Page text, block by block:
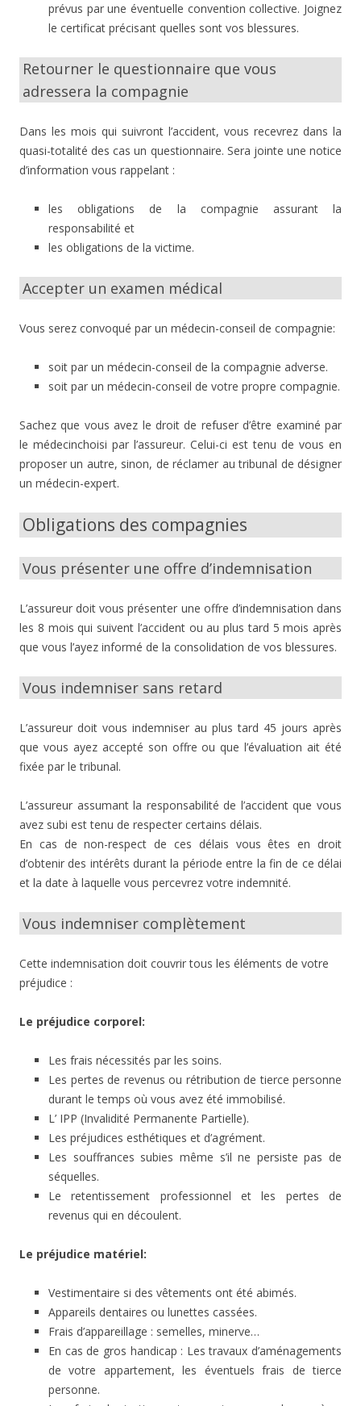
prévus par une éventuelle convention collective. Joignez
le certificat précisant quelles sont vos blessures.
Retourner le questionnaire que vous
adressera la compagnie
Dans les mois qui suivront l’accident, vous recevrez dans la
quasi-totalité des cas un questionnaire. Sera jointe une notice
d’information vous rappelant :
les obligations de la compagnie assurant la
responsabilité et
les obligations de la victime.
Accepter un examen médical
Vous serez convoqué par un médecin-conseil de compagnie:
soit par un médecin-conseil de la compagnie adverse.
soit par un médecin-conseil de votre propre compagnie.
Sachez que vous avez le droit de refuser d’être examiné par
le médecinchoisi par l’assureur. Celui-ci est tenu de vous en
proposer un autre, sinon, de réclamer au tribunal de désigner
un médecin-expert.
Obligations des compagnies
Vous présenter une offre d’indemnisation
L’assureur doit vous présenter une offre d’indemnisation dans
les 8 mois qui suivent l’accident ou au plus tard 5 mois après
que vous l’ayez informé de la consolidation de vos blessures.
Vous indemniser sans retard
L’assureur doit vous indemniser au plus tard 45 jours après
que vous ayez accepté son offre ou que l’évaluation ait été
fixée par le tribunal.
L’assureur assumant la responsabilité de l’accident que vous
avez subi est tenu de respecter certains délais.
En cas de non-respect de ces délais vous êtes en droit
d’obtenir des intérêts durant la période entre la fin de ce délai
et la date à laquelle vous percevrez votre indemnité.
Vous indemniser complètement
Cette indemnisation doit couvrir tous les éléments de votre
préjudice :
Le préjudice corporel:
Les frais nécessités par les soins.
Les pertes de revenus ou rétribution de tierce personne
durant le temps où vous avez été immobilisé.
L’ IPP (Invalidité Permanente Partielle).
Les préjudices esthétiques et d’agrément.
Les souffrances subies même s’il ne persiste pas de
séquelles.
Le retentissement professionnel et les pertes de
revenus qui en découlent.
Le préjudice matériel:
Vestimentaire si des vêtements ont été abimés.
Appareils dentaires ou lunettes cassées.
Frais d’appareillage : semelles, minerve…
En cas de gros handicap : Les travaux d’aménagements
de votre appartement, les éventuels frais de tierce
personne.